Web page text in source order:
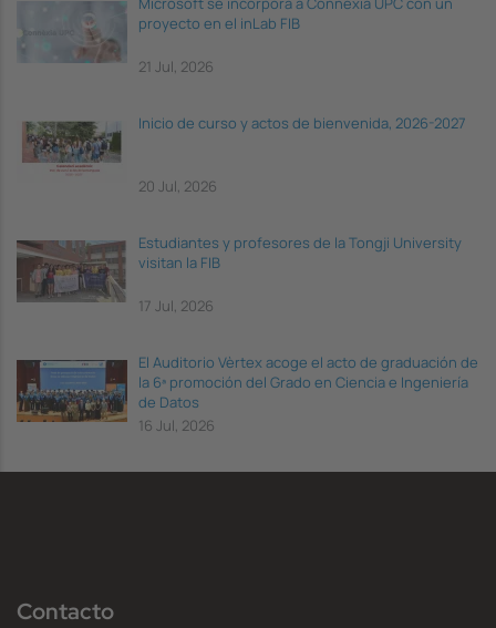
proyecto en el inLab FIB
21 Jul, 2026
Inicio de curso y actos de bienvenida, 2026-2027
20 Jul, 2026
Estudiantes y profesores de la Tongji University
visitan la FIB
17 Jul, 2026
El Auditorio Vèrtex acoge el acto de graduación de
la 6ª promoción del Grado en Ciencia e Ingeniería
de Datos
16 Jul, 2026
Contacto